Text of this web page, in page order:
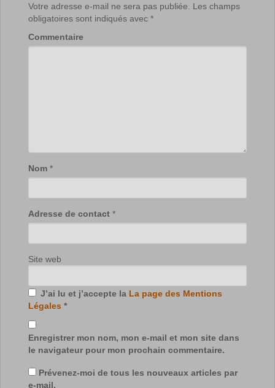
Votre adresse e-mail ne sera pas publiée.
Les champs
obligatoires sont indiqués avec *
Commentaire
Nom *
Adresse de contact *
Site web
J’ai lu et j’accepte la La page des Mentions
Légales *
Enregistrer mon nom, mon e-mail et mon site dans
le navigateur pour mon prochain commentaire.
Prévenez-moi de tous les nouveaux articles par
e-mail.